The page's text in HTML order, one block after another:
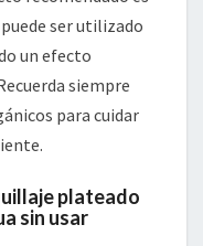
puede ser utilizado
un efecto
siempre
para cuidar
plateado
sin usar